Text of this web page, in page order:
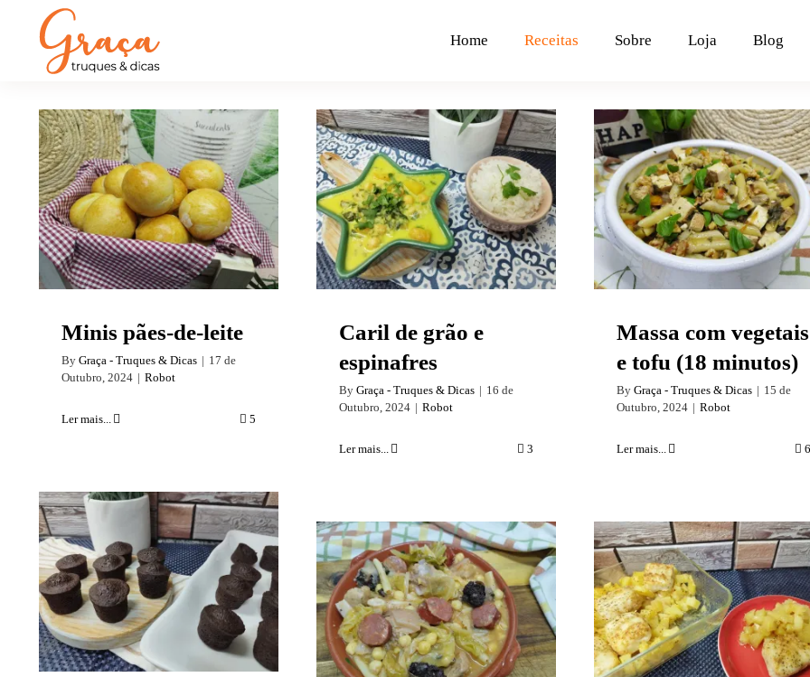
Home Receitas Sobre Loja Blog
Minis pães-de-leite
Minis pães-de-leite
By Graça - Truques & Dicas | 17 de
Outubro, 2024 | Robot
Ler mais... 5
Caril de grão e
espinafres
Caril de grão e
espinafres
By Graça - Truques & Dicas | 16 de
Outubro, 2024 | Robot
Ler mais... 3
Massa com vegetais e
tofu (18 minutos)
Massa com vegetais
e tofu (18 minutos)
By Graça - Truques & Dicas | 15 de
Outubro, 2024 | Robot
Ler mais...
Queques de alfarroba
para bebés sem açúcar
nem lactose, sem
glúten.
Rancho (4 doses)
Medalhões de
com batatas no forno.